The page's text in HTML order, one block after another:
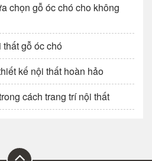
chọn gỗ óc chó cho không
gỗ óc chó
kế nội thất hoàn hảo
cách trang trí nội thất